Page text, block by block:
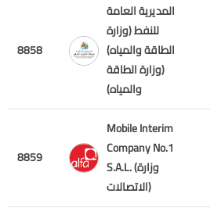
8858
المديرية العامة
للنفط (وزارة
الطاقة والمياه)
(وزارة الطاقة
والمياه)
8859
Mobile Interim
Company No.1
S.A.L. (وزارة
الاتصالات)